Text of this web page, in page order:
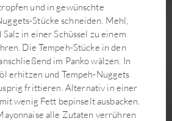
mit Grünkohl-Lauch-Salat
Sauce Bèarnaise
und in gewünschte
Stücke schneiden. Mehl,
in einer Schüssel zu einem
Die Tempeh-Stücke in den
im Panko wälzen. In
erhitzen und Tempeh-Nuggets
frittieren. Alternativ in einer
wenig Fett bepinselt ausbacken.
alle Zutaten verrühren